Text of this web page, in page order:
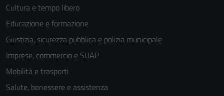
Cultura e tempo libero
Educazione e formazione
Giustizia, sicurezza pubblica e polizia municipale
Imprese, commercio e SUAP
Mobilità e trasporti
Salute, benessere e assistenza